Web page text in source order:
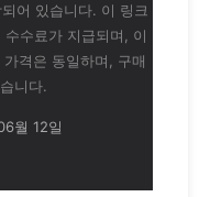
어 있습니다. 이 링크
수료가 지급되며, 이
격은 동일하며, 구매
니다.
월 12일